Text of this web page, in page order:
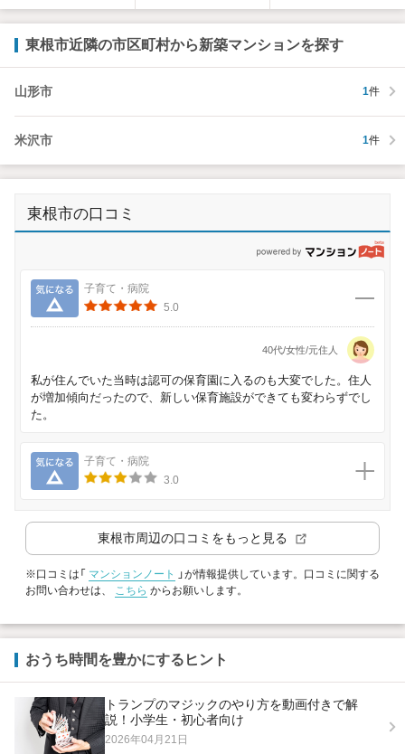
東根市近隣の市区町村から新築マンションを探す
山形市 1件
米沢市 1件
東根市の口コミ
気になる
子育て・病院
5.0
40代/女性/元住人
私が住んでいた当時は認可の保育園に入るのも大変でした。住人
が増加傾向だったので、新しい保育施設ができても変わらずでし
た。
気になる
子育て・病院
3.0
東根市周辺の口コミをもっと見る
※口コミは「 マンションノート
」が情報提供しています。口コミに関する
お問い合わせは、
こちら からお願いします。
おうち時間を豊かにするヒント
トランプのマジックのやり方を動画付きで解
説！小学生・初心者向け
2026年04月21日